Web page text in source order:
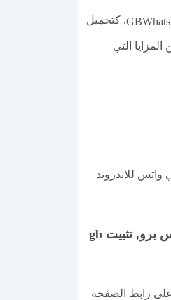
, كتحميل
التي
واتس للاندرويد
GB WhatsApp, كيفية تحميل واتساب GB, pro gbwhatsapp, تحميل جي بي واتساب برو 2024, مميزات تنزيل GBWhatsApp Pro واتس برو, تثبيت gb
رابط الصفحة